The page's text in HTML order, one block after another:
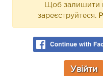
Щоб залишити
зареєструйтеся.
Увійти